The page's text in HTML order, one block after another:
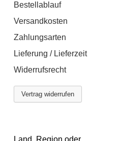
Bestellablauf
Versandkosten
Zahlungsarten
Lieferung / Lieferzeit
Widerrufsrecht
Vertrag widerrufen